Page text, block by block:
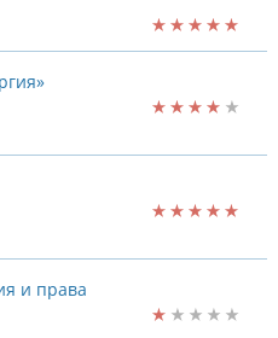
подход. На моем выпускном
особа умудрилась немного
поднабраться, чтобы найти
сейчас, но если она до сих
явно не удалась. Принцип
спасибо этим двум дамам,
просто закалили мой
вот людям. Теперь знаю как
вот горе-педагогов. Но им
не все дети жалуются
на учителей, я была как раз
и права